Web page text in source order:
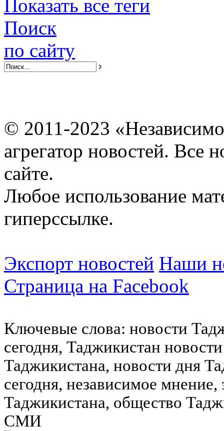
Показать все теги
Поиск
по сайту
© 2011-2023
агрегатор новостей. Все
сайте.
Любое использование
гиперссылке.
Экспорт новостей Наши
Страница на Facebook
Ключевые слова: новости
сегодня, Таджикистан
Таджикистана, новости дня
сегодня, независимое
Таджикистана, общество
СМИ